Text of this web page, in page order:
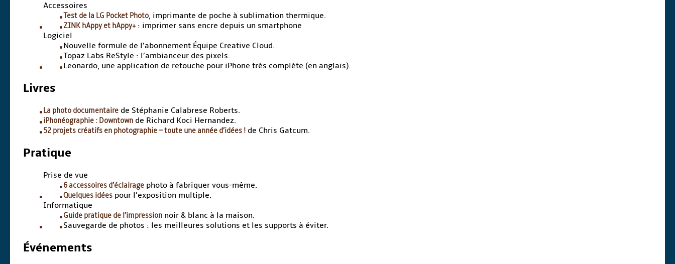
Accessoires
Test de la LG Pocket Photo, imprimante de poche à sublimation thermique.
ZINK hAppy et hAppy+ : imprimer sans encre depuis un smartphone
Logiciel
Nouvelle formule de l’abonnement Équipe Creative Cloud.
Topaz Labs ReStyle : l’ambianceur des pixels.
Leonardo, une application de retouche pour iPhone très complète (en anglais).
Livres
La photo documentaire de Stéphanie Calabrese Roberts.
iPhonéographie : Downtown de Richard Koci Hernandez.
52 projets créatifs en photographie – toute une année d’idées ! de Chris Gatcum.
Pratique
Prise de vue
6 accessoires d’éclairage photo à fabriquer vous-même.
Quelques idées pour l’exposition multiple.
Informatique
Guide pratique de l’impression noir & blanc à la maison.
Sauvegarde de photos : les meilleures solutions et les supports à éviter.
Événements